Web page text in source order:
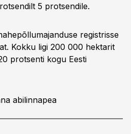
5 protsendile.
registrisse
Kokku ligi 200 000 hektarit
protsenti kogu Eesti
abilinnapea